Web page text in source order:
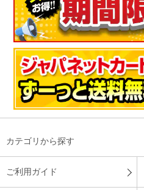
カテゴリから探す
ご利用ガイド